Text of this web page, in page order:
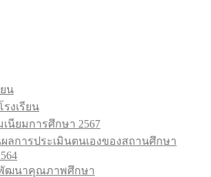
น
งเรียน
นียมการศึกษา 2567
ผลการประเมินตนเองของสถานศึกษา
ฒนาคุณภาพศึกษา